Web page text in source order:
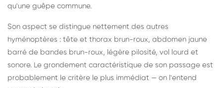
qu'une guêpe commune.
Son aspect se distingue nettement des autres
hyménoptères : tête et thorax brun-roux, abdomen jaune
barré de bandes brun-roux, légère pilosité, vol lourd et
sonore. Le grondement caractéristique de son passage est
probablement le critère le plus immédiat — on l'entend